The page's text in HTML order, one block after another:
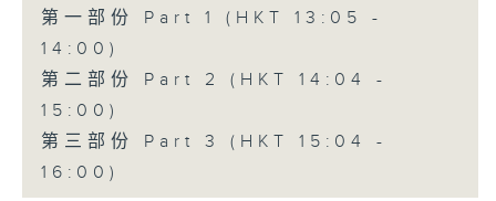
第一部份 Part 1 (HKT 13:05 -
14:00)
第二部份 Part 2 (HKT 14:04 -
15:00)
第三部份 Part 3 (HKT 15:04 -
16:00)